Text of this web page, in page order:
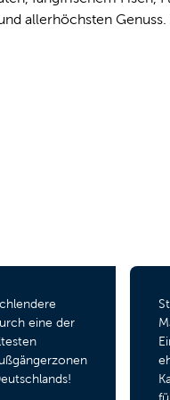
allerhöchsten
Stadtrundgang
Manufaktour:
Ein
ehrwürdiger
Kaufmann